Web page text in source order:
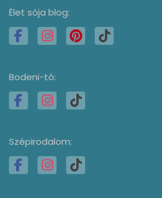
Élet sója blog:
Bodeni-tó:
Szépirodalom: